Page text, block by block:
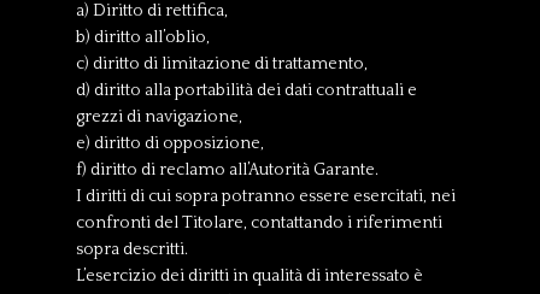
a) Diritto di rettifica,
b) diritto all’oblio,
c) diritto di limitazione di trattamento,
d) diritto alla portabilità dei dati contrattuali e
grezzi di navigazione,
e) diritto di opposizione,
f) diritto di reclamo all’Autorità Garante.
I diritti di cui sopra potranno essere esercitati, nei
confronti del Titolare, contattando i riferimenti
sopra descritti.
L’esercizio dei diritti in qualità di interessato è